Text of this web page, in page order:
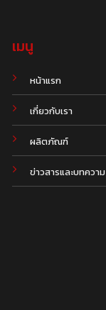
เมนู
หน้าแรก
เกี่ยวกับเรา
ผลิตภัณฑ์
ข่าวสารและบทความ